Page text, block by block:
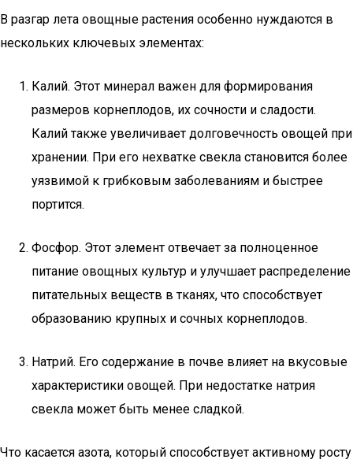
В разгар лета овощные растения особенно нуждаются в
нескольких ключевых элементах:
Калий. Этот минерал важен для формирования
размеров корнеплодов, их сочности и сладости.
Калий также увеличивает долговечность овощей при
хранении. При его нехватке свекла становится более
уязвимой к грибковым заболеваниям и быстрее
портится.
Фосфор. Этот элемент отвечает за полноценное
питание овощных культур и улучшает распределение
питательных веществ в тканях, что способствует
образованию крупных и сочных корнеплодов.
Натрий. Его содержание в почве влияет на вкусовые
характеристики овощей. При недостатке натрия
свекла может быть менее сладкой.
Что касается азота, который способствует активному росту